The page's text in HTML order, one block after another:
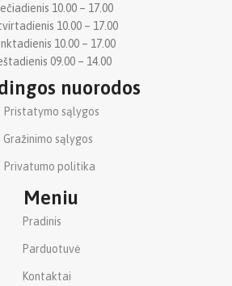
10.00 – 17.00
10.00 – 17.00
10.00 – 17.00
09.00 – 14.00
nuorodos
Pristatymo sąlygos
Gražinimo sąlygos
Privatumo politika
Meniu
Pradinis
Parduotuvė
Kontaktai